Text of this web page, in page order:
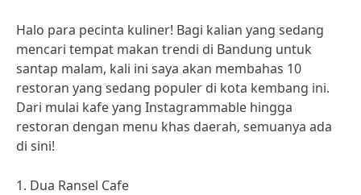
Halo para pecinta kuliner! Bagi kalian yang sedang
mencari tempat makan trendi di Bandung untuk
santap malam, kali ini saya akan membahas 10
restoran yang sedang populer di kota kembang ini.
Dari mulai kafe yang Instagrammable hingga
restoran dengan menu khas daerah, semuanya ada
di sini!
1. Dua Ransel Cafe